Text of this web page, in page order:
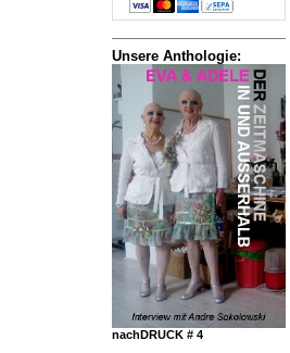
Unsere Anthologie:
nachDRUCK # 4